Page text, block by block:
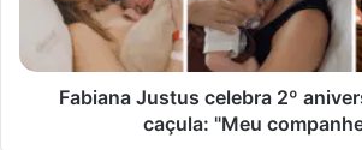
caçula:
"Meu
companheiro"
Fabiana Justus celebra 2º
caçula: "Meu